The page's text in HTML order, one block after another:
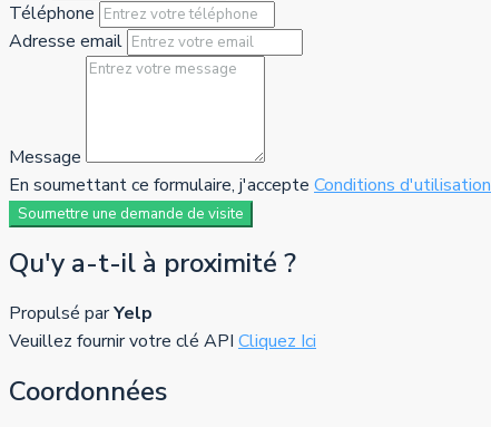
Téléphone
Adresse email
Message
En soumettant ce formulaire, j'accepte Conditions d'utilisation
Soumettre une demande de visite
Qu'y a-t-il à proximité ?
Propulsé parYelp
Veuillez fournir votre clé API Cliquez Ici
Coordonnées